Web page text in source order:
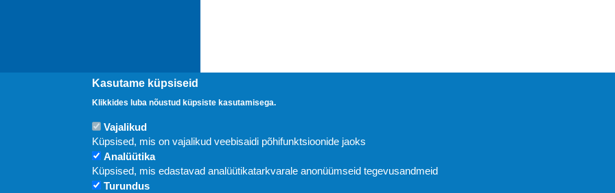
Kasutame küpsiseid
Klikkides luba nõustud küpsiste kasutamisega.
Vajalikud
Küpsised, mis on vajalikud veebisaidi põhifunktsioonide jaoks
Analüütika
Küpsised, mis edastavad analüütikatarkvarale anonüümseid tegevusandmeid
Turundus